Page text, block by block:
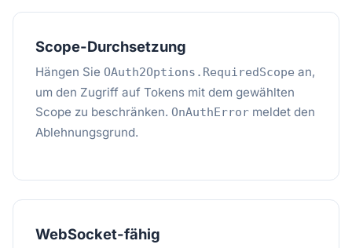
Scope-Durchsetzung
Hängen Sie OAuth2Options.RequiredScope an,
um den Zugriff auf Tokens mit dem gewählten
Scope zu beschränken. OnAuthError meldet den
Ablehnungsgrund.
WebSocket-fähig